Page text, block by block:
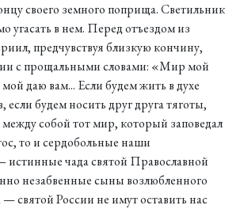
своего земного поприща. Светильник
угасать в нем. Перед отъездом из
предчувствуя близкую кончину,
с прощальными словами: «Мир мой
даю вам... Если будем жить в духе
будем носить друг друга тяготы,
собой тот мир, который заповедал
то и сердобольные наши
истинные чада святой Православной
незабвенные сыны возлюбленного
— святой России не имут оставить нас